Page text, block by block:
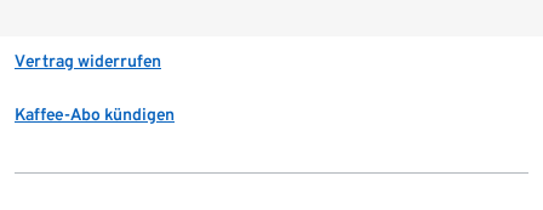
Vertrag widerrufen
Kaffee-Abo kündigen